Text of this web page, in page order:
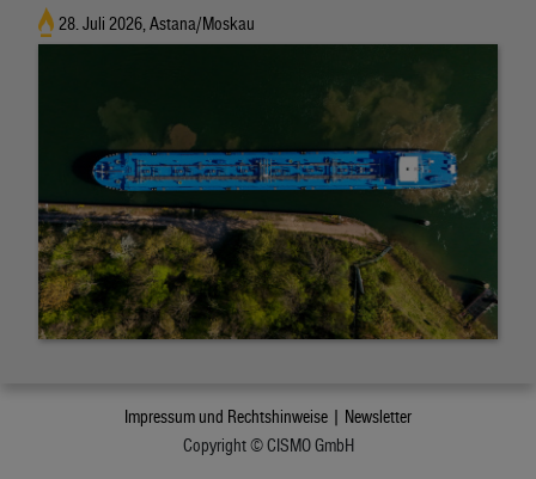
28. Juli 2026, Astana/Moskau
Impressum und Rechtshinweise | Newsletter
Copyright © CISMO GmbH